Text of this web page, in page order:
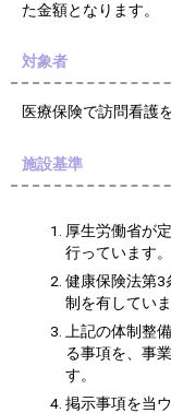
た金額となります。
対象者
医療保険で訪問看護
施設基準
厚生労働省が
行っています。
健康保険法第3
制を有していま
上記の体制整
る事項を、事
す。
掲示事項を当